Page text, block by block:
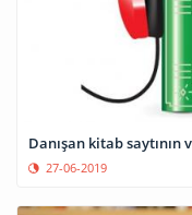
Danışan kitab
27-06-2019